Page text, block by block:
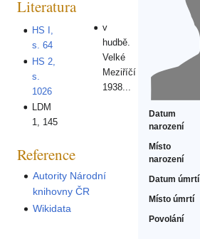
Datum
narození
Místo
narození
Datum úmrtí
Místo úmrtí
Povolání
Literatura
HS I,
s. 64
HS 2,
s.
1026
LDM
1, 145
v
hudbě.
Velké
Meziříčí
1938...
Reference
Autority Národní
knihovny ČR
Wikidata